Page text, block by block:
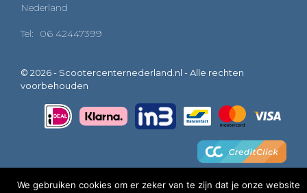
Nederland
Tel: 06 42447399
© 2026 - Scootercenternederland.nl - Alle rechten
voorbehouden
We gebruiken cookies om er zeker van te zijn dat je onze website